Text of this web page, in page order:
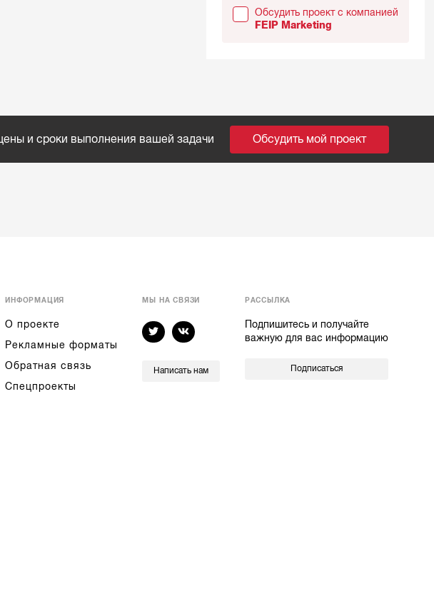
Обсудить проект с компанией
FEIP Marketing
и сроки выполнения вашей задачи Обсудить мой проект
ИНФОРМАЦИЯ
О проекте
Рекламные форматы
Обратная связь
Спецпроекты
МЫ НА СВЯЗИ
Написать нам
РАССЫЛКА
Подпишитесь и получайте
важную для вас информацию
Подписаться